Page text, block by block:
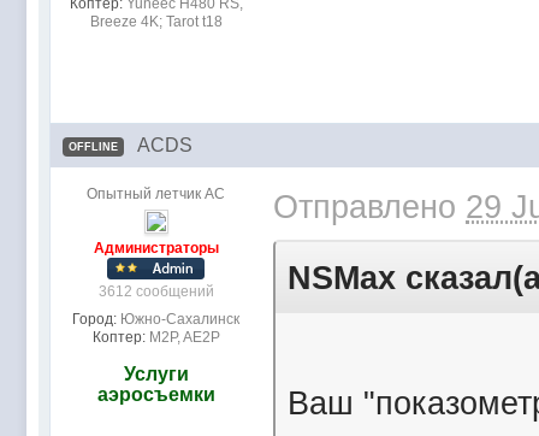
Коптер: Yuneec H480 RS,
Breeze 4K; Tarot t18
OFFLINE ACDS
Опытный летчик АС
Администраторы
3612 сообщений
Город: Южно-Сахалинск
Коптер: M2P, AE2P
Услуги
аэросъемки
Отправлено 29
NSMax
Ваш